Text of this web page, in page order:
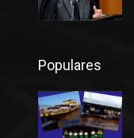
Populares